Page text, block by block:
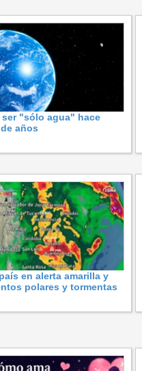
ser "sólo agua" hace
años
en alerta amarilla y
polares y tormentas